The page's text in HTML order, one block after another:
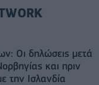
Οι δηλώσεις μετά
και πριν
την Ισλανδία